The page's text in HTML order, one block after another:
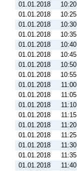
01.01.2018
10:20
01.01.2018
10:25
01.01.2018
10:30
01.01.2018
10:35
01.01.2018
10:40
01.01.2018
10:45
01.01.2018
10:50
01.01.2018
10:55
01.01.2018
11:00
01.01.2018
11:05
01.01.2018
11:10
01.01.2018
11:15
01.01.2018
11:20
01.01.2018
11:25
01.01.2018
11:30
01.01.2018
11:35
01.01.2018
11:40